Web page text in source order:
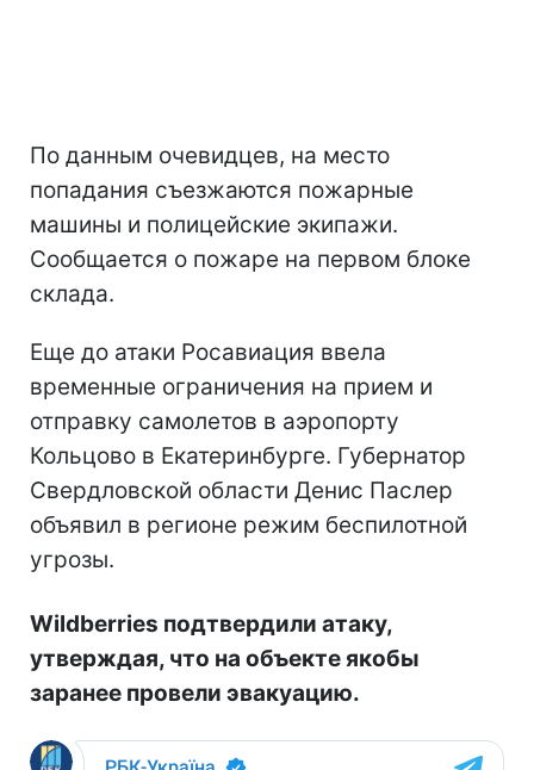
По данным очевидцев, на место
попадания съезжаются пожарные
машины и полицейские экипажи.
Сообщается о пожаре на первом блоке
склада.
Еще до атаки Росавиация ввела
временные ограничения на прием и
отправку самолетов в аэропорту
Кольцово в Екатеринбурге. Губернатор
Свердловской области Денис Паслер
объявил в регионе режим беспилотной
угрозы.
Wildberries подтвердили атаку,
утверждая, что на объекте якобы
заранее провели эвакуацию.